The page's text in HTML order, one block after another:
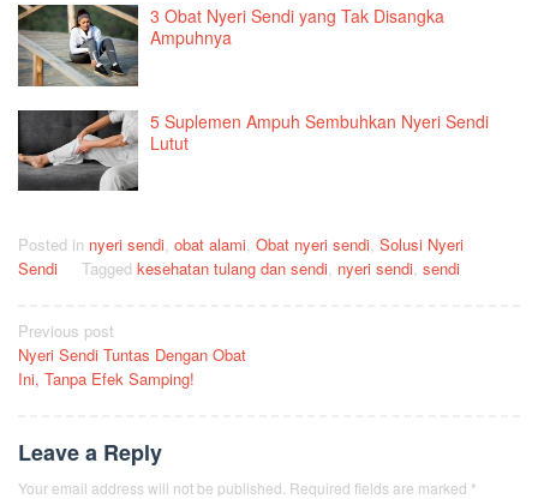
3 Obat Nyeri Sendi yang Tak Disangka
Ampuhnya
5 Suplemen Ampuh Sembuhkan Nyeri Sendi
Lutut
Posted in nyeri sendi, obat alami, Obat nyeri sendi, Solusi Nyeri
Sendi
Tagged kesehatan tulang dan sendi, nyeri sendi, sendi
Post
navigation
Previous post
Nyeri Sendi Tuntas Dengan Obat
Ini, Tanpa Efek Samping!
Leave a Reply
Your email address will not be published. Required fields are marked *